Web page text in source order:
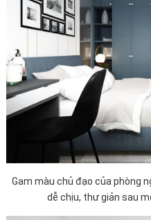
Gam màu chủ đạo của phòng
dễ chịu, thư giản sau